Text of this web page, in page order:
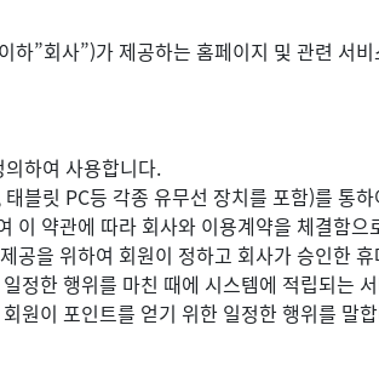
하”회사”)가 제공하는 홈페이지 및 관련 서
하여 사용합니다.
블릿 PC등 각종 유무선 장치를 포함)를 통
이 약관에 따라 회사와 이용계약을 체결함
공을 위하여 회원이 정하고 회사가 승인한
정한 행위를 마친 때에 시스템에 적립되는
원이 포인트를 얻기 위한 일정한 행위를 말